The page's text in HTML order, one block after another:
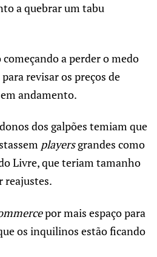
a quebrar um tabu
a perder o medo
revisar os preços de
andamento.
dos galpões temiam que
playersgrandes como
Livre, que teriam tamanho
reajustes.
por mais espaço para
os inquilinos estão ficando